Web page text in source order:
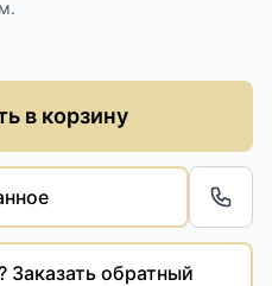
в корзину
Заказать обратный